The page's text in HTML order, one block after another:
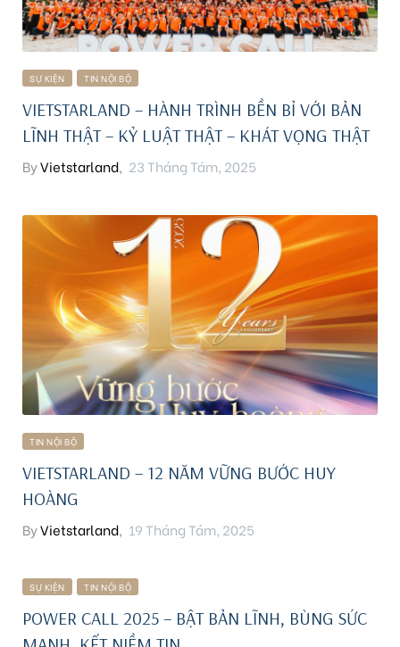
SỰ KIỆN TIN NỘI BỘ
VIETSTARLAND – HÀNH TRÌNH BỀN BỈ VỚI BẢN
LĨNH THẬT – KỶ LUẬT THẬT – KHÁT VỌNG THẬT
ByVietstarland, 23 Tháng Tám, 2025
TIN NỘI BỘ
VIETSTARLAND – 12 NĂM VỮNG BƯỚC HUY
HOÀNG
ByVietstarland, 19 Tháng Tám, 2025
SỰ KIỆN TIN NỘI BỘ
POWER CALL 2025 – BẬT BẢN LĨNH, BÙNG SỨC